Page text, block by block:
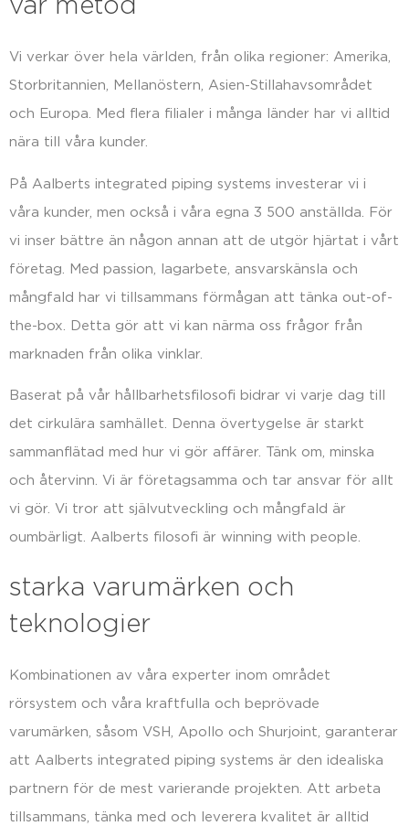
vår metod
Vi verkar över hela världen, från olika regioner: Amerika,
Storbritannien, Mellanöstern, Asien-Stillahavsområdet
och Europa. Med flera filialer i många länder har vi alltid
nära till våra kunder.
På Aalberts integrated piping systems investerar vi i
våra kunder, men också i våra egna 3 500 anställda. För
vi inser bättre än någon annan att de utgör hjärtat i vårt
företag. Med passion, lagarbete, ansvarskänsla och
mångfald har vi tillsammans förmågan att tänka out-of-
the-box. Detta gör att vi kan närma oss frågor från
marknaden från olika vinklar.
Baserat på vår hållbarhetsfilosofi bidrar vi varje dag till
det cirkulära samhället. Denna övertygelse är starkt
sammanflätad med hur vi gör affärer. Tänk om, minska
och återvinn. Vi är företagsamma och tar ansvar för allt
vi gör. Vi tror att självutveckling och mångfald är
oumbärligt. Aalberts filosofi är winning with people.
starka varumärken och
teknologier
Kombinationen av våra experter inom området
rörsystem och våra kraftfulla och beprövade
varumärken, såsom VSH, Apollo och Shurjoint, garanterar
att Aalberts integrated piping systems är den idealiska
partnern för de mest varierande projekten. Att arbeta
tillsammans, tänka med och leverera kvalitet är alltid